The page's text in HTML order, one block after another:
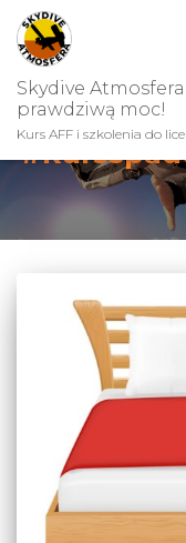
Skydive
prawdziwą moc!
Kurs AFF i szkolenia do